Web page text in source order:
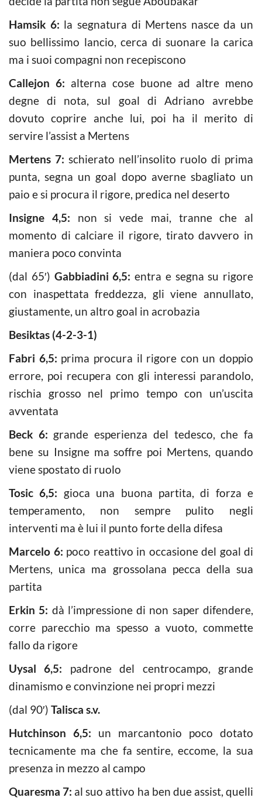
Hamsik 6: la segnatura di Mertens nasce da un
suo bellissimo lancio, cerca di suonare la carica
ma i suoi compagni non recepiscono
Callejon 6: alterna cose buone ad altre meno
degne di nota, sul goal di Adriano avrebbe
dovuto coprire anche lui, poi ha il merito di
servire l’assist a Mertens
Mertens 7: schierato nell’insolito ruolo di prima
punta, segna un goal dopo averne sbagliato un
paio e si procura il rigore, predica nel deserto
Insigne 4,5: non si vede mai, tranne che al
momento di calciare il rigore, tirato davvero in
maniera poco convinta
(dal 65′) Gabbiadini 6,5: entra e segna su rigore
con inaspettata freddezza, gli viene annullato,
giustamente, un altro goal in acrobazia
Besiktas (4-2-3-1)
Fabri 6,5: prima procura il rigore con un doppio
errore, poi recupera con gli interessi parandolo,
rischia grosso nel primo tempo con un’uscita
avventata
Beck 6: grande esperienza del tedesco, che fa
bene su Insigne ma soffre poi Mertens, quando
viene spostato di ruolo
Tosic 6,5: gioca una buona partita, di forza e
temperamento, non sempre pulito negli
interventi ma è lui il punto forte della difesa
Marcelo 6: poco reattivo in occasione del goal di
Mertens, unica ma grossolana pecca della sua
partita
Erkin 5: dà l’impressione di non saper difendere,
corre parecchio ma spesso a vuoto, commette
fallo da rigore
Uysal 6,5: padrone del centrocampo, grande
dinamismo e convinzione nei propri mezzi
(dal 90′) Talisca s.v.
Hutchinson 6,5: un marcantonio poco dotato
tecnicamente ma che fa sentire, eccome, la sua
presenza in mezzo al campo
Quaresma 7: al suo attivo ha ben due assist, quelli